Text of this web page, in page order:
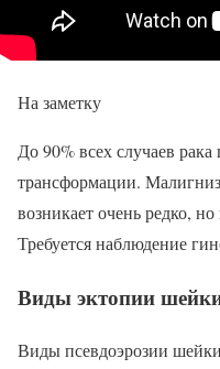
На заметку
До 90% всех случаев
трансформации.
возникает очень редко,
Требуется наблюдение
Виды эктопии
Виды псевдоэрозии